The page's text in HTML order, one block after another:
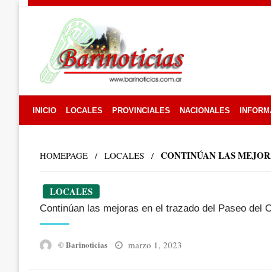
INICIO LOCALES PROVINCIALES NACIONALES
HOMEPAGE LOCALES CONTINÚAN LAS
LOCALES
Continúan las mejoras en el trazado del Paseo del
© Barinoticias
Posted
marzo 1, 2023